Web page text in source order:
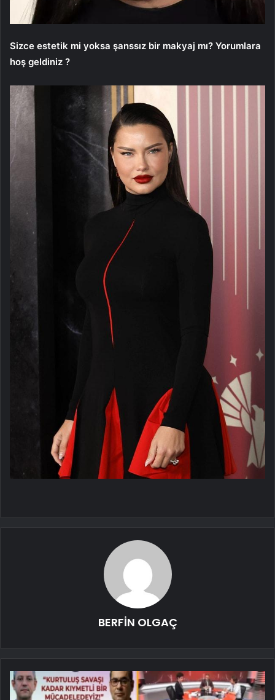
Sizce estetik mi yoksa şanssız bir makyaj mı? Yorumlara
hoş geldiniz ?
BERFİN OLGAÇ